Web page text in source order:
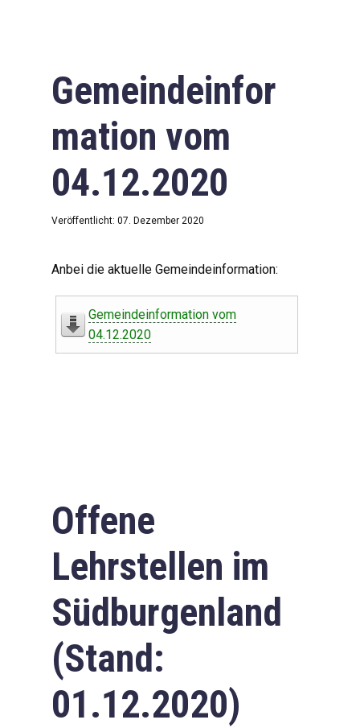
Gemeindeinfor
mation vom
04.12.2020
Veröffentlicht: 07. Dezember 2020
Anbei die aktuelle Gemeindeinformation:
Gemeindeinformation vom
04.12.2020
Offene
Lehrstellen im
Südburgenland
(Stand:
01.12.2020)